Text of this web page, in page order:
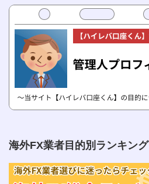
海外FX業者目的別ランキング